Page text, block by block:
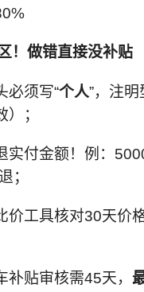
！做错直接没补贴
必须写“个人”，注
）；
实付金额！例：
；
价工具核对30天价
补贴审核需45天，